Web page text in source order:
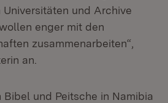
Universitäten und Archive
enger mit den
zusammenarbeiten“,
an.
Bibel und Peitsche in Namibia